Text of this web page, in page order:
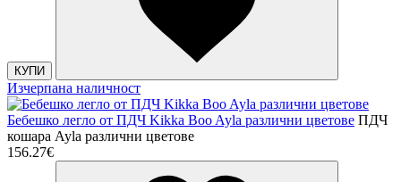
КУПИ
Изчерпана наличност
Бебешко легло от ПДЧ Kikka Boo Ayla различни цветове ПДЧ
кошара Ayla различни цветове
156.27€